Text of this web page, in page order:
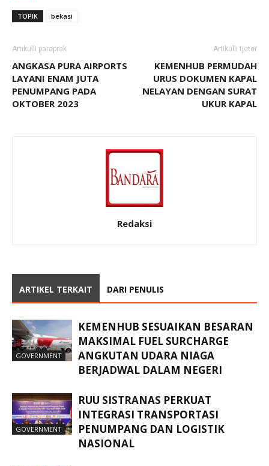
TOPIK bekasi
Artikulli paraprak
ANGKASA PURA AIRPORTS
LAYANI ENAM JUTA
PENUMPANG PADA
OKTOBER 2023
Artikulli tjetër
KEMENHUB PERMUDAH
URUS DOKUMEN KAPAL
NELAYAN DENGAN SURAT
UKUR KAPAL
Redaksi
ARTIKEL TERKAIT DARI PENULIS
GOVERNMENT
KEMENHUB SESUAIKAN BESARAN
MAKSIMAL FUEL SURCHARGE
ANGKUTAN UDARA NIAGA
BERJADWAL DALAM NEGERI
GOVERNMENT
RUU SISTRANAS PERKUAT
INTEGRASI TRANSPORTASI
PENUMPANG DAN LOGISTIK
NASIONAL